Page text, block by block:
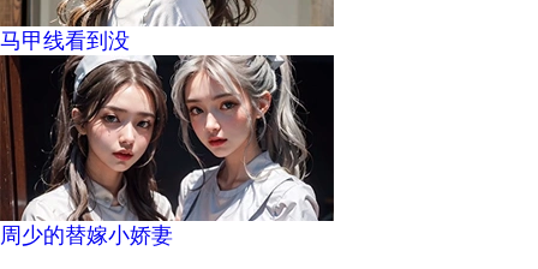
马甲线看到没
周少的替嫁小娇妻